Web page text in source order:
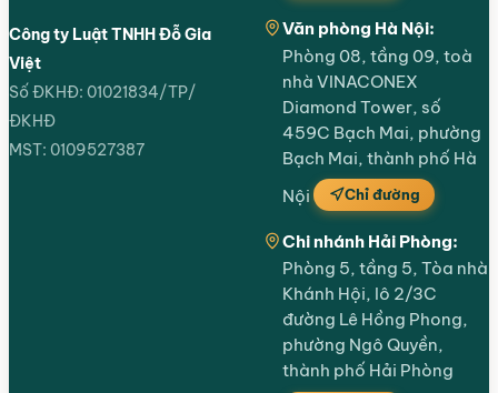
Công ty Luật TNHH Đỗ Gia
Việt
Số ĐKHĐ: 01021834/TP/
ĐKHĐ
MST: 0109527387
Văn phòng Hà Nội:
Phòng 08, tầng 09, toà
nhà VINACONEX
Diamond Tower, số
459C Bạch Mai, phường
Bạch Mai, thành phố Hà
Nội
Chỉ đường
Chi nhánh Hải Phòng:
Phòng 5, tầng 5, Tòa nhà
Khánh Hội, lô 2/3C
đường Lê Hồng Phong,
phường Ngô Quyền,
thành phố Hải Phòng